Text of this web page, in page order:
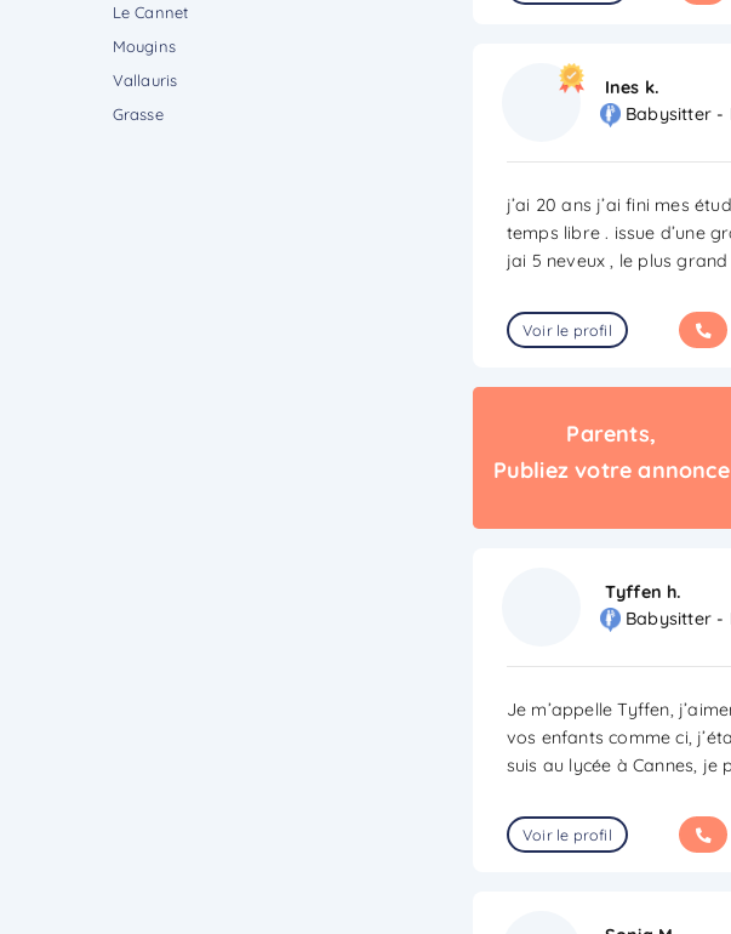
Le Cannet
Mougins
Vallauris
Grasse
Ines k.
Babysitter -
j’ai 20 ans j’ai fini mes
temps libre . issue d’une
jai 5 neveux , le plus grand
Voir le profil
Parents,
Publiez votre annonce
Tyffen h.
Babysitter -
Je m’appelle Tyffen,
vos enfants comme ci,
suis au lycée à Cannes, je
Voir le profil